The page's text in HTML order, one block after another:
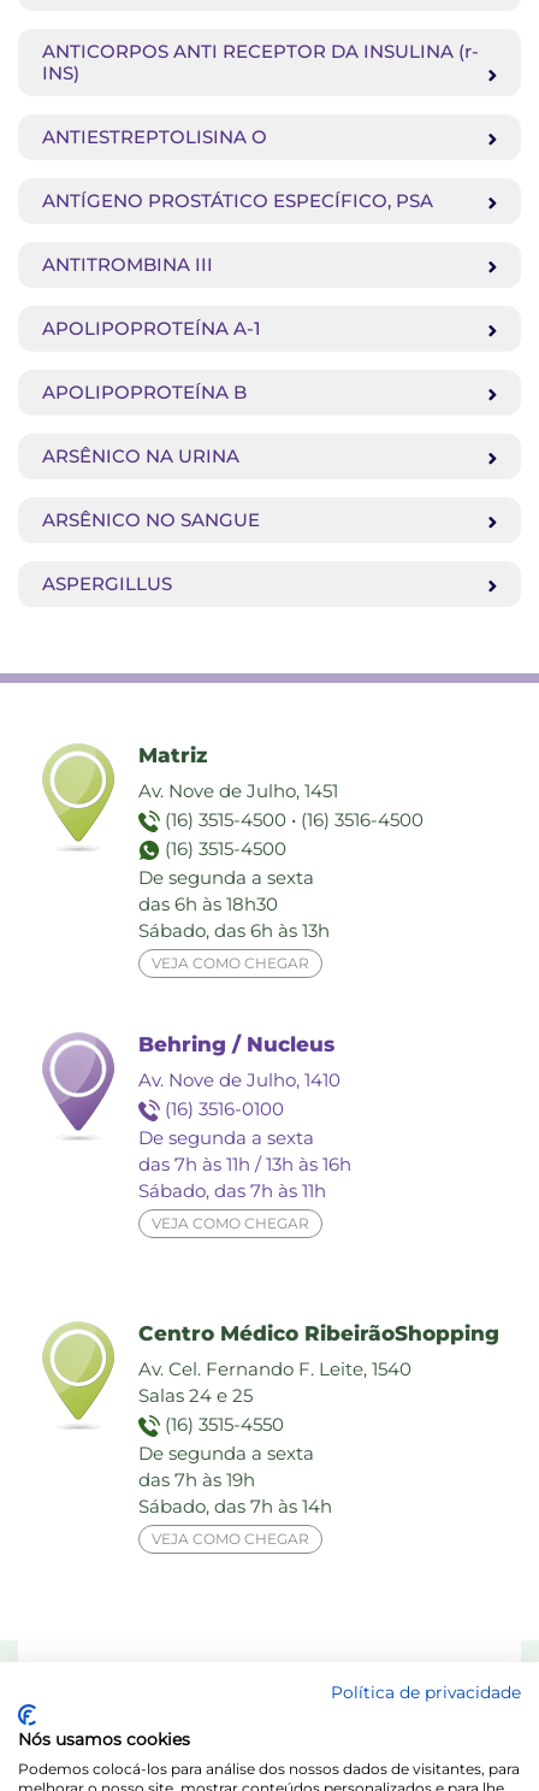
ANTICORPOS ANTI RECEPTOR DA INSULINA (r-
INS)
ANTIESTREPTOLISINA O
ANTÍGENO PROSTÁTICO ESPECÍFICO, PSA
ANTITROMBINA III
APOLIPOPROTEÍNA A-1
APOLIPOPROTEÍNA B
ARSÊNICO NA URINA
ARSÊNICO NO SANGUE
ASPERGILLUS
Matriz
Av. Nove de Julho, 1451
(16) 3515-4500 • (16) 3516-4500
(16) 3515-4500
De segunda a sexta
das 6h às 18h30
Sábado, das 6h às 13h
VEJA COMO CHEGAR
Behring / Nucleus
Av. Nove de Julho, 1410
(16) 3516-0100
De segunda a sexta
das 7h às 11h / 13h às 16h
Sábado, das 7h às 11h
VEJA COMO CHEGAR
Centro Médico RibeirãoShopping
Av. Cel. Fernando F. Leite, 1540
Salas 24 e 25
(16) 3515-4550
De segunda a sexta
das 7h às 19h
Sábado, das 7h às 14h
VEJA COMO CHEGAR
Responsável Técnico: Dra. Maria das Graças Elias de Assis - CRF 8713-SP
Laboratório Behring de Análises Clínicas Ltda.
Política de privacidade
Nós usamos cookies
Podemos colocá-los para análise dos nossos dados de visitantes, para